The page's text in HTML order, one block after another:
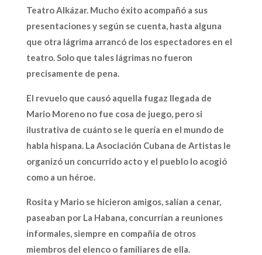
Teatro Alkázar. Mucho éxito acompañó a sus
presentaciones y según se cuenta, hasta alguna
que otra lágrima arrancó de los espectadores en el
teatro. Solo que tales lágrimas no fueron
precisamente de pena.
El revuelo que causó aquella fugaz llegada de
Mario Moreno no fue cosa de juego, pero si
ilustrativa de cuánto se le quería en el mundo de
habla hispana. La Asociación Cubana de Artistas le
organizó un concurrido acto y el pueblo lo acogió
como a un héroe.
Rosita y Mario se hicieron amigos, salían a cenar,
paseaban por La Habana, concurrían a reuniones
informales, siempre en compañía de otros
miembros del elenco o familiares de ella.